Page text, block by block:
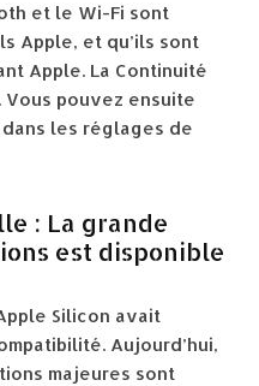
et le Wi-Fi sont
Apple, et qu’ils sont
Apple. La Continuité
Vous pouvez ensuite
les réglages de
: La grande
est disponible
Silicon avait
Aujourd’hui,
majeures sont